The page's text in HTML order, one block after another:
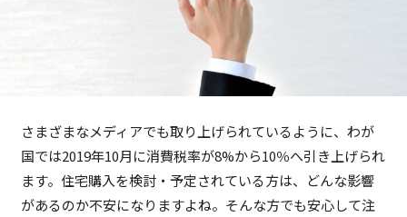
さまざまなメディアでも取り上げられているように、わが
国では2019年10月に消費税率が8%から10％へ引き上げられ
ます。住宅購入を検討・予定されている方は、どんな影響
があるのか不安になりますよね。そんな方でも安心して注